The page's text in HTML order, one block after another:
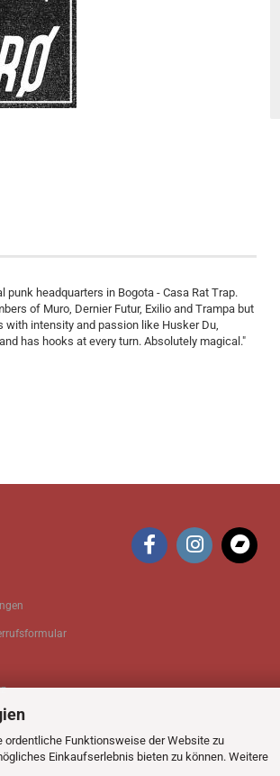
ordentliche Funktionsweise der Website zu
Einkaufserlebnis bieten zu können. Weitere
headquarters in Bogota - Casa Rat Trap.
of Muro, Dernier Futur, Exilio and Trampa but
intensity and passion like Husker Du,
has hooks at every turn. Absolutely magical."